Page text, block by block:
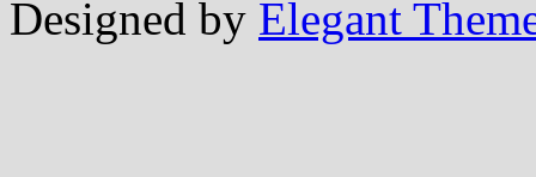
Designed by Elegant